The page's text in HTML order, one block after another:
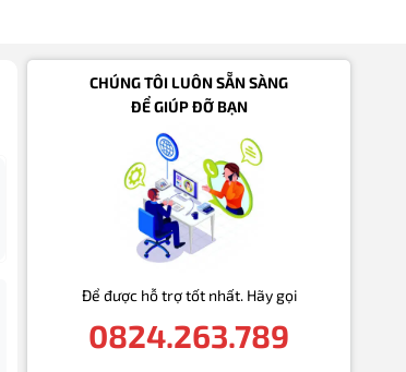
CHÚNG TÔI LUÔN SẴN SÀNG
ĐỂ GIÚP ĐỠ BẠN
Để được hỗ trợ tốt nhất. Hãy gọi
0824.263.789